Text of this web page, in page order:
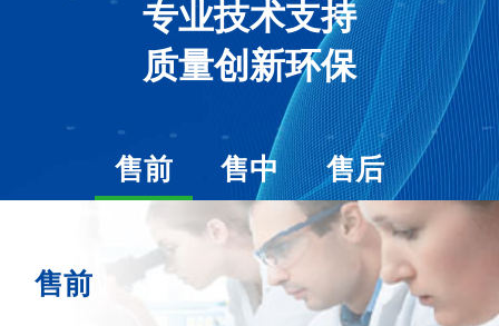
专业技术支持
质量创新环保
售前 售中 售后
售前